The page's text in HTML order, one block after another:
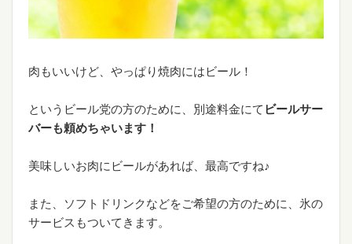
肉もいいけど、やっぱり焼肉にはビール！
というビール党の方のために、別途料金にて ビールサー
バーも頼めちゃいます！
美味しいお肉にビールがあれば、最高ですね♪
また、ソフトドリンクなどをご希望の方のために、氷の
サービスもついてきます。